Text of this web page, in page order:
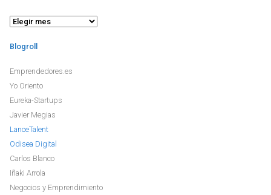
Blogroll
Emprendedores.es
Yo Oriento
Eureka-Startups
Javier Megias
LanceTalent
Odisea Digital
Carlos Blanco
Iñaki Arrola
Negocios y Emprendimiento